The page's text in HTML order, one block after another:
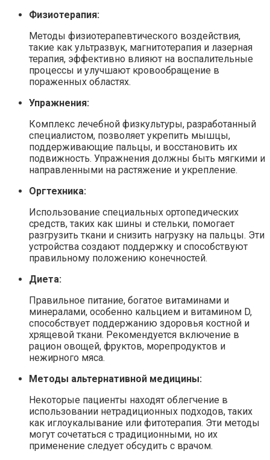
Физиотерапия:
Методы физиотерапевтического воздействия,
такие как ультразвук, магнитотерапия и лазерная
терапия, эффективно влияют на воспалительные
процессы и улучшают кровообращение в
пораженных областях.
Упражнения:
Комплекс лечебной физкультуры, разработанный
специалистом, позволяет укрепить мышцы,
поддерживающие пальцы, и восстановить их
подвижность. Упражнения должны быть мягкими и
направленными на растяжение и укрепление.
Оргтехника:
Использование специальных ортопедических
средств, таких как шины и стельки, помогает
разгрузить ткани и снизить нагрузку на пальцы. Эти
устройства создают поддержку и способствуют
правильному положению конечностей.
Диета:
Правильное питание, богатое витаминами и
минералами, особенно кальцием и витамином D,
способствует поддержанию здоровья костной и
хрящевой ткани. Рекомендуется включение в
рацион овощей, фруктов, морепродуктов и
нежирного мяса.
Методы альтернативной медицины:
Некоторые пациенты находят облегчение в
использовании нетрадиционных подходов, таких
как иглоукалывание или фитотерапия. Эти методы
могут сочетаться с традиционными, но их
применение следует обсудить с врачом.